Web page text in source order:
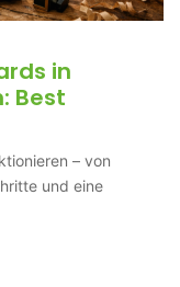
in
Best
– von
und eine